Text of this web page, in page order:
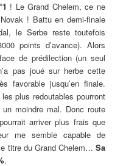
! Le Grand Chelem, ce ne
! Battu en demi-finale
le Serbe reste toutefois
points d’avance). Alors
de prédilection (un seul
pas joué sur herbe cette
favorable jusqu’en finale.
plus redoutables pourront
moindre mal. Donc route
arriver plus frais que
me semble capable de
titre du Grand Chelem… Sa
.